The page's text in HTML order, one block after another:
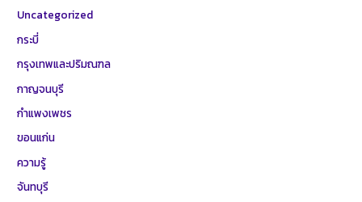
Uncategorized
กระบี่
กรุงเทพและปริมณฑล
กาญจนบุรี
กำแพงเพชร
ขอนแก่น
ความรู้
จันทบุรี